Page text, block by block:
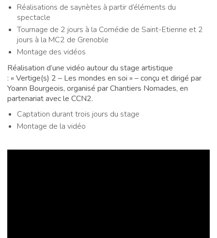
Réalisations de saynètes à partir d’éléments du
spectacle
Tournage de 2 jours à la Comédie de Saint-Etienne et 2
jours à la MC2 de Grenoble
Montage des vidéos
Réalisation d’une vidéo autour du stage artistique
: « Vertige(s) 2 – Les mondes en soi » – conçu et dirigé par
Yoann Bourgeois, organisé par Chantiers Nomades, en
partenariat avec le CCN2.
Captation durant trois jours du stage
Montage de la vidéo